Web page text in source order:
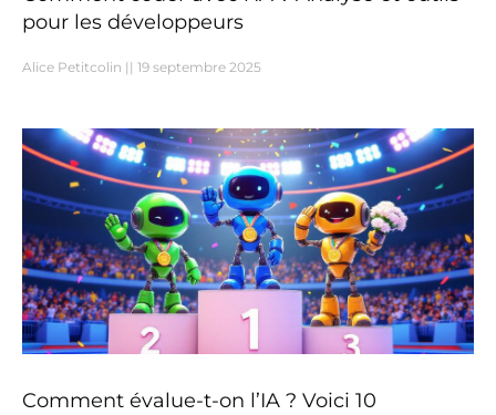
pour les développeurs
Alice Petitcolin 19 septembre 2025
Comment évalue-t-on l’IA ? Voici 10